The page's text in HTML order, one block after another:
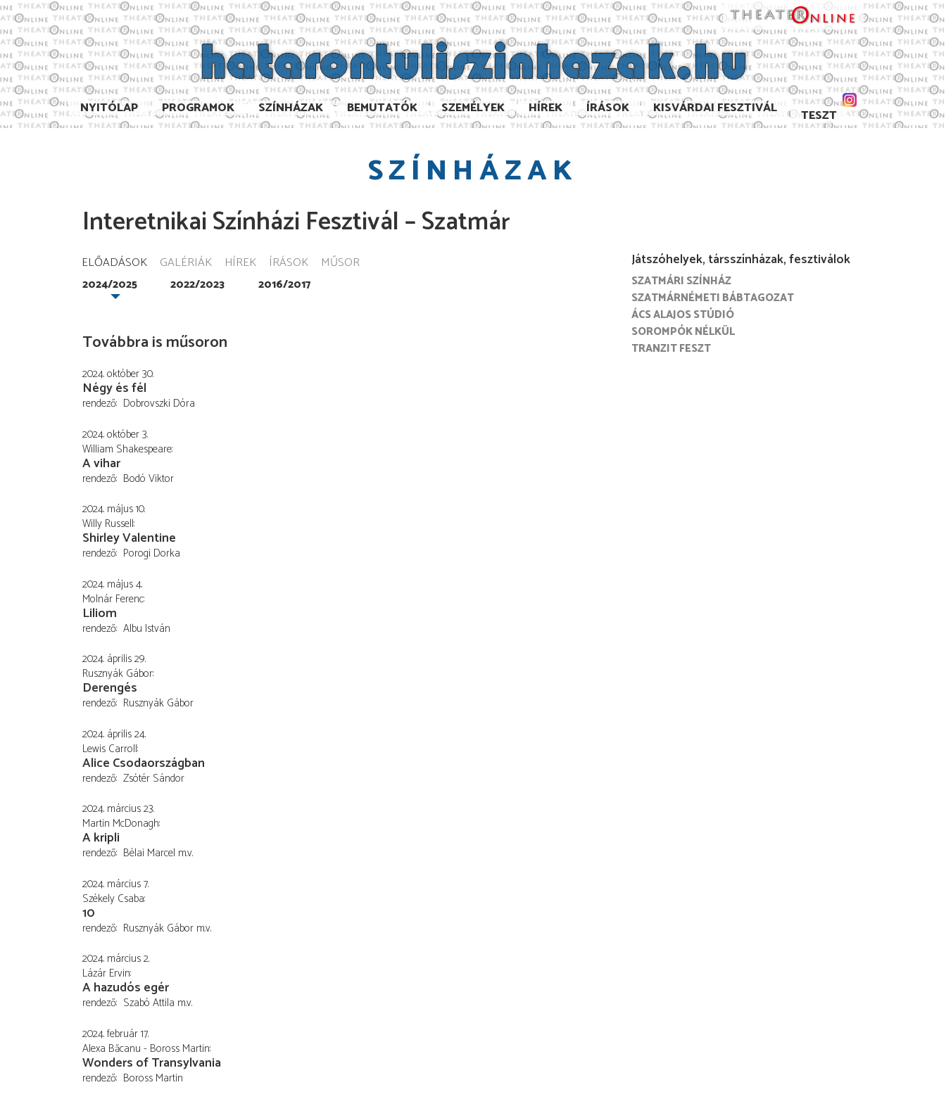
NYITÓLAP PROGRAMOK SZÍNHÁZAK BEMUTATÓK SZEMÉLYEK HÍREK ÍRÁSOK KISVÁRDAI FESZTIVÁL TESZT
SZÍNHÁZAK
Interetnikai Színházi Fesztivál – Szatmár
ELŐADÁSOK GALÉRIÁK HÍREK ÍRÁSOK MŰSOR
2024/2025 2022/2023 2016/2017
Továbbra is műsoron
2024. október 30.
Négy és fél
rendező Dobrovszki Dóra
2024. október 3.
William Shakespeare
A vihar
rendező Bodó Viktor
2024. május 10.
Willy Russell
Shirley Valentine
rendező Porogi Dorka
2024. május 4.
Molnár Ferenc
Liliom
rendező Albu István
2024. április 29.
Rusznyák Gábor
Derengés
rendező Rusznyák Gábor
2024. április 24.
Lewis Carroll
Alice Csodaországban
rendező Zsótér Sándor
2024. március 23.
Martin McDonagh
A kripli
rendező Bélai Marcel m.v.
2024. március 7.
Székely Csaba
10
rendező Rusznyák Gábor m.v.
2024. március 2.
Lázár Ervin
A hazudós egér
rendező Szabó Attila m.v.
2024. február 17.
Alexa Băcanu - Boross Martin
Wonders of Transylvania
rendező Boross Martin
Játszóhelyek, társszínházak, fesztiválok
SZATMÁRI SZÍNHÁZ
SZATMÁRNÉMETI BÁBTAGOZAT
ÁCS ALAJOS STÚDIÓ
SOROMPÓK NÉLKÜL
TRANZIT FESZT